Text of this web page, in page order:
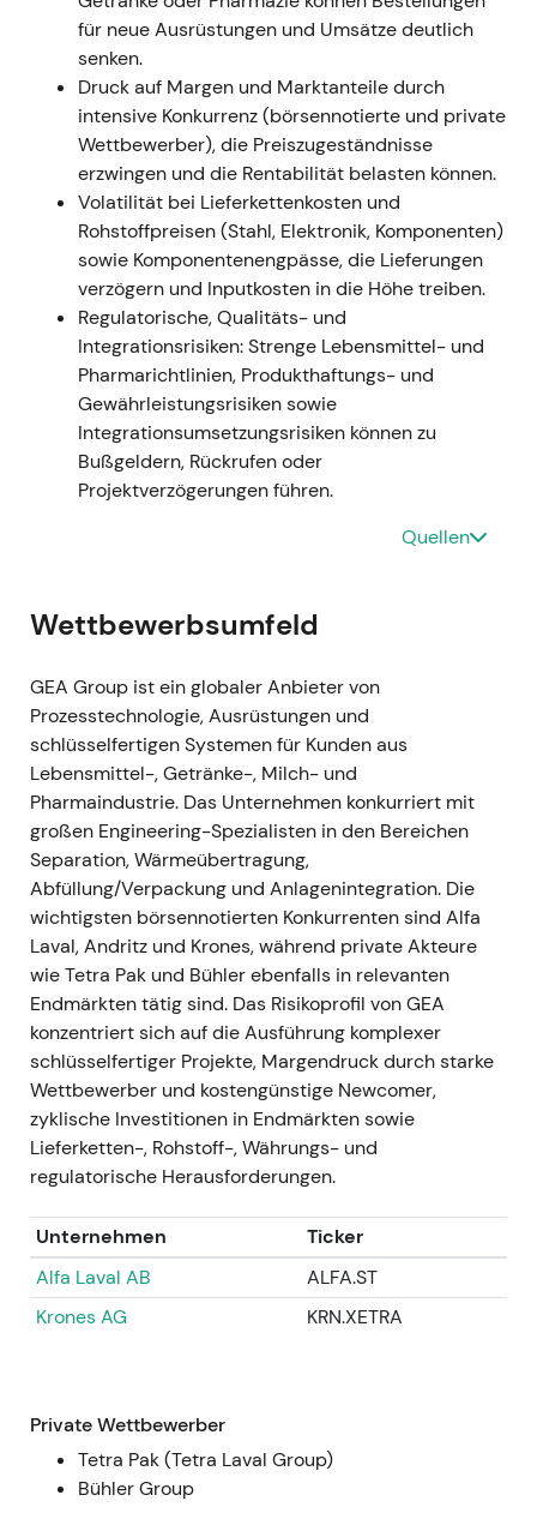
Geschäftsjahr 2022: Auftragseingang +8,7 %
auf EUR 5.678,9 Mio.; Umsatz +9,8 % auf EUR
5.164,7 Mio.; EBITDA vor Restrukturierung EUR
712 Mio. (Marge 13,8 %); Periodengewinn ca.
EUR 401,4 Mio. – die Ergebnisse übertrafen die
bereits angehobene Guidance [3].
Die Zahlen bestätigten die These des
profitablen Wachstums und den Fokus von
Mission 26 auf Marge und ROCE. GEA wurde
von Investoren zunehmend als qualitativ
hochwertiges Industrieunternehmen mit
verbesserter Ertragskraft wahrgenommen.
Technisch: Aufwärtstrend und Rally auf Basis
eines Ergebnisses über den Erwartungen
sowie klarerer Guidance.
7. November 2023
gehaltenen 8.161.096 eigenen Aktien aus dem
einzuziehen
[42], [43]
Das aggressive Signal zur Kapitalrückführung
und Reduzierung der Aktienzahl wurde als
klares Bekenntnis des Managements zu EPS-
Steigerung und Kapitaleffizienz gewertet –
aktionärsfreundlich und
bewertungsunterstützend.
Technisch: Positiver Katalysator und Ausbruch
– Rückkauf plus Einziehung bedeuten eine
strukturelle Reduzierung des Streubesitzes.
9. November 2023 – 31. Dezember 2024
Durchführung des EUR 400-Mio.-
Rückkaufprogramms: Bis Ende Dezember
2024 hatte GEA im Rahmen des Programms
7.345.848 Aktien zu einem Gesamtpreis von
EUR 284,3 Mio. bei einem Durchschnittskurs
von EUR 38,70 zurückgekauft (Einziehung zum
Die laufenden Rückkäufe reduzierten den
effektiven Streubesitz spürbar und stützten
den EPS-Ausblick sichtbar; die
Investorenwahrnehmung verschob sich in
fortgesetzter Aufwärtstrend im Zuge der
Rückkaufdurchführung[35].
für neue Ausrüstungen und Umsätze deutlich
senken.
Druck auf Margen und Marktanteile durch
intensive Konkurrenz (börsennotierte und private
Wettbewerber), die Preiszugeständnisse
erzwingen und die Rentabilität belasten können.
Volatilität bei Lieferkettenkosten und
Rohstoffpreisen (Stahl, Elektronik, Komponenten)
sowie Komponentenengpässe, die Lieferungen
verzögern und Inputkosten in die Höhe treiben.
Regulatorische, Qualitäts- und
Integrationsrisiken: Strenge Lebensmittel- und
Pharmarichtlinien, Produkthaftungs- und
Gewährleistungsrisiken sowie
Integrationsumsetzungsrisiken können zu
Bußgeldern, Rückrufen oder
Projektverzögerungen führen.
Quellen
Wettbewerbsumfeld
GEA Group ist ein globaler Anbieter von
Prozesstechnologie, Ausrüstungen und
schlüsselfertigen Systemen für Kunden aus
Lebensmittel-, Getränke-, Milch- und
Pharmaindustrie. Das Unternehmen konkurriert mit
großen Engineering-Spezialisten in den Bereichen
Separation, Wärmeübertragung,
Abfüllung/Verpackung und Anlagenintegration. Die
wichtigsten börsennotierten Konkurrenten sind Alfa
Laval, Andritz und Krones, während private Akteure
wie Tetra Pak und Bühler ebenfalls in relevanten
Endmärkten tätig sind. Das Risikoprofil von GEA
konzentriert sich auf die Ausführung komplexer
schlüsselfertiger Projekte, Margendruck durch starke
Wettbewerber und kostengünstige Newcomer,
zyklische Investitionen in Endmärkten sowie
Lieferketten-, Rohstoff-, Währungs- und
regulatorische Herausforderungen.
Unternehmen
Ticker
Alfa Laval AB
ALFA.ST
Krones AG
KRN.XETRA
Private Wettbewerber
Tetra Pak (Tetra Laval Group)
Bühler Group